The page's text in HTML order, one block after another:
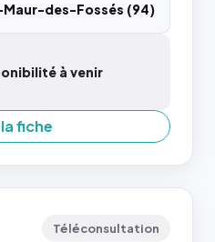
des-Fossés (94)
à venir
fiche
Téléconsultation